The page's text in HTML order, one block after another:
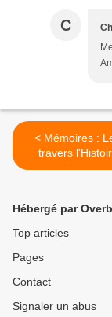
C
< Mémoires : Le BHV à
travers
l'année
Hébergé par
Top articles
Pages
Contact
Signaler un abus